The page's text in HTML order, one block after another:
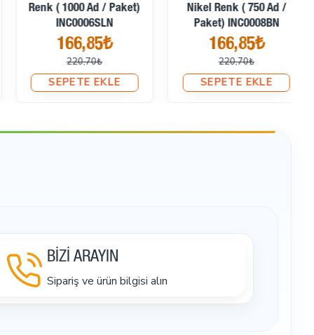
Nikel Renk ( 750 Ad /
Paket) INC0008BN
166,85₺
220,70₺
SEPETE EKLE
Renk ( 750 Ad / Paket)
INC0008CRM
166,85₺
220,70₺
SEPETE EKLE
BİZİ ARAYIN
Sipariş ve ürün bilgisi alın